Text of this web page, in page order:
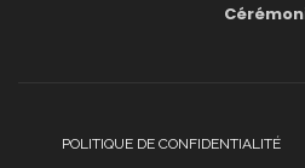
POLITIQUE DE CONFIDENTIALITÉ